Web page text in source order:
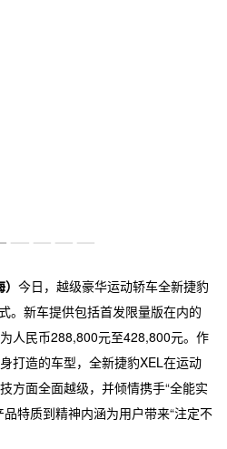
）今日，越级豪华运动轿车全新捷豹
。新车提供包括首发限量版在内的
人民币288,800元至428,800元。作
打造的车型，全新捷豹XEL在运动
方面全面越级，并倾情携手“全能实
特质到精神内涵为用户带来“注定不